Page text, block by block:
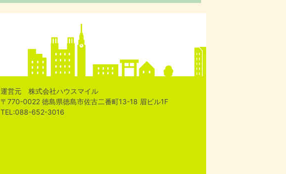
運営元 株式会社ハウスマイル
〒770-0022 徳島県徳島市佐古二番町13-18 眉ビル1F
TEL:088-652-3016